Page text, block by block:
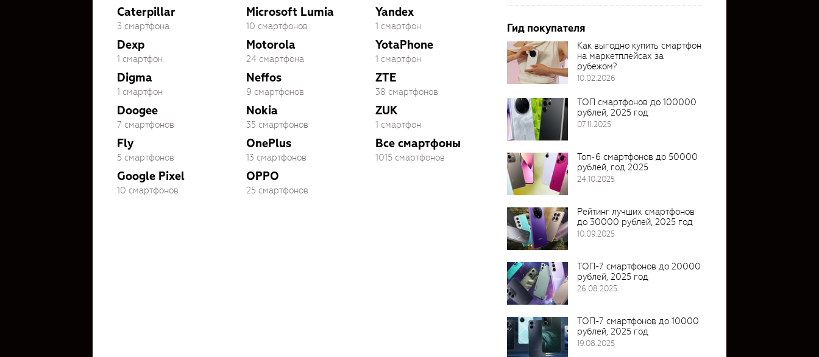
Caterpillar
3 смартфона
Dexp
1 смартфон
Digma
1 смартфон
Doogee
7 смартфонов
Fly
5 смартфонов
Google Pixel
10 смартфонов
Microsoft Lumia
10 смартфонов
Motorola
24 смартфона
Neffos
9 смартфонов
Nokia
35 смартфонов
OnePlus
13 смартфонов
OPPO
25 смартфонов
Yandex
1 смартфон
YotaPhone
1 смартфон
ZTE
38 смартфонов
ZUK
1 смартфон
Все смартфоны
1015 смартфонов
Гид покупателя
Как выгодно купить смартфон
на маркетплейсах за
рубежом?
10.02.2026
ТОП смартфонов до 100000
рублей, 2025 год
07.11.2025
Топ-6 смартфонов до 50000
рублей, год 2025
24.10.2025
Рейтинг лучших смартфонов
до 30000 рублей, 2025 год
10.09.2025
ТОП-7 смартфонов до 20000
рублей, 2025 год
26.08.2025
ТОП-7 смартфонов до 10000
рублей, 2025 год
19.08.2025